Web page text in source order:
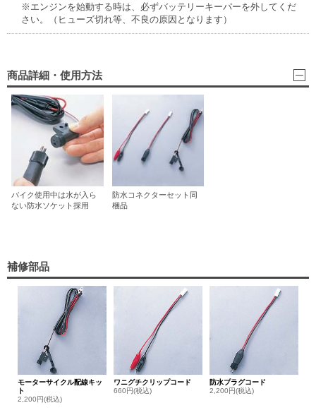
※エンジンを始動する時は、必ずバッテリーキーパーを外してくだ
さい。（ヒューズ切れ等、不良の原因となります）
商品詳細・使用方法
バイク使用中は水が入ら
ない防水ソケット採用
防水コネクターセット同
梱品
補修部品
モーターサイクル配線キッ
ト
2,200円(税込)
ワニグチクリップコード
660円(税込)
防水プラグコード
2,200円(税込)